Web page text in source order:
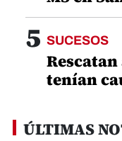
5 SUCESOS
tenían
ÚLTIMAS